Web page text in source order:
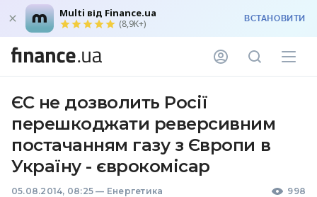
Multi від Finance.ua
(8,9K+) ВСТАНОВИТИ
ЄС не дозволить Росії
перешкоджати реверсивним
постачанням газу з Європи в
Україну - єврокомісар
05.08.2014, 08:25 — Енергетика 998